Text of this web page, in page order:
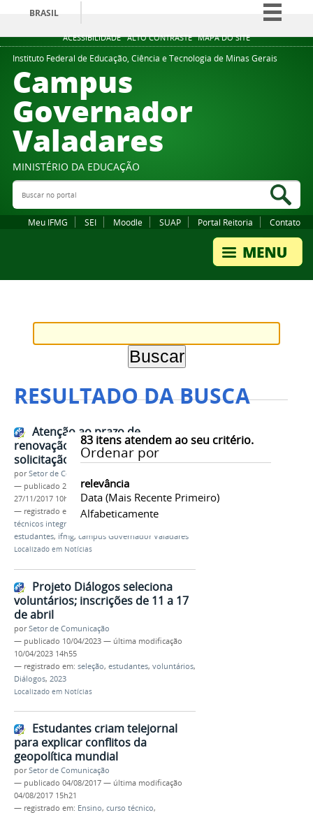
ACESSIBILIDADE ALTO CONTRASTE MAPA DO SITE
BRASIL
Simplifique!
Comunica BR
Instituto Federal de Educação, Ciência e Tecnologia de Minas Gerais
Campus
Governador
Valadares
MINISTÉRIO DA EDUCAÇÃO
Buscar no portal
Meu IFMG SEI Moodle SUAP Portal Reitoria Contato
RESULTADO DA BUSCA
83itens atendem ao seu critério.
Ordenar por
relevância
Data (mais Recente Primeiro)
Alfabeticamente
Atenção ao prazo de
renovação de matrícula e
solicitação de colação de grau
porSetor de Comunicação
— publicado 21/11/2017—última modificação
27/11/2017 10h44
— registrado em:
renovação,matrícula,cursos
técnicos integrados
estudantes, ifmg, campus Governador Valadares
Localizado em Notícias
Projeto Diálogos seleciona
voluntários; inscrições de 11 a 17
de abril
porSetor de Comunicação
— publicado 10/04/2023 — última modificação
10/04/2023 14h55
— registrado em: seleção, estudantes, voluntários,
Diálogos, 2023
Localizado em Notícias
Estudantes criam telejornal
para explicar conflitos da
geopolítica mundial
porSetor de Comunicação
— publicado 04/08/2017 — última modificação
04/08/2017 15h21
— registrado em: Ensino, curso técnico,